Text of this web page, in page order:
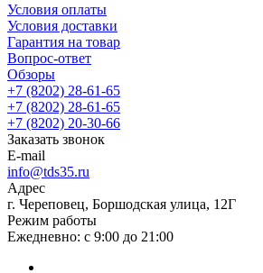
Условия оплаты
Условия доставки
Гарантия на товар
Вопрос-ответ
Обзоры
+7 (8202) 28‑61-65
+7 (8202) 28‑61-65
+7 (8202) 20‑30-66
Заказать звонок
E-mail
info@tds35.ru
Адрес
г. Череповец, Боршодская улица, 12Г
Режим работы
Ежедневно: с 9:00 до 21:00